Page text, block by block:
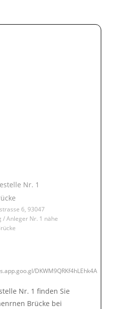
Nr. 1
6, 93047
/ Anleger Nr. 1 nähe
DKWM9QRKf4hLEhk4A
Nr. 1 finden Sie
Brücke bei